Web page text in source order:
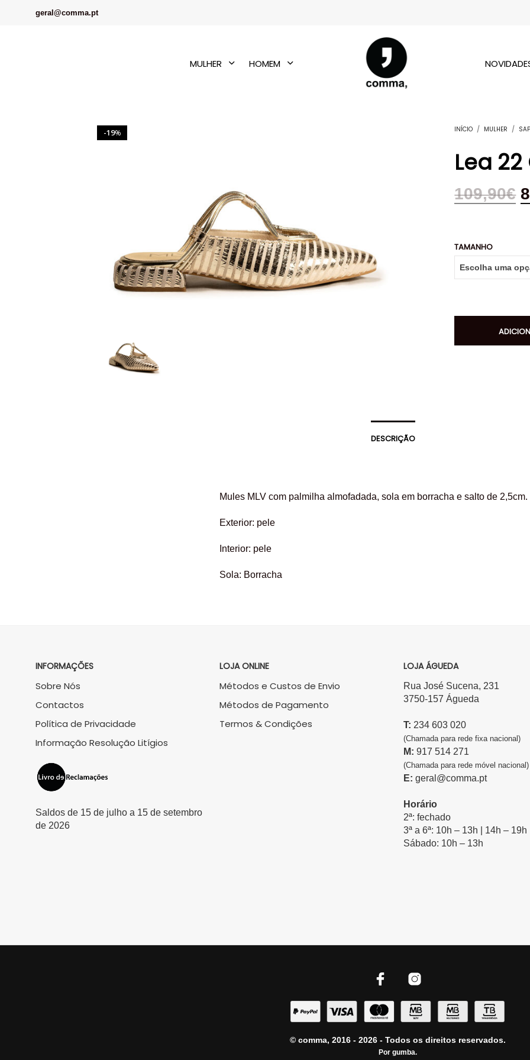
geral@comma.pt
MULHER HOMEM
%
19 INÍCIO / MULHER /
Lea
109,90€
TAMANHO
DESCRIÇÃO
Mules MLV com palmilha almofadada, sola em borracha e salto de 2,5cm.
Exterior: pele
Interior: pele
Sola: Borracha
INFORMAÇÕES
Sobre Nós
Contactos
Política de Privacidade
Informação Resolução Litígios
Saldos de 15 de julho a 15 de setembro
de 2026
LOJA ONLINE
Métodos e Custos de Envio
Métodos de Pagamento
Termos & Condições
LOJA ÁGUEDA
Rua José Sucena, 231
3750-157 Águeda
T: 234 603 020
(Chamada para rede fixa nacional)
M: 917 514 271
(Chamada para rede móvel nacional)
E: geral@comma.pt
Horário
2ª: fechado
3ª a 6ª: 10h – 13h | 14h – 19h
Sábado: 10h – 13h
© comma, 2016 - 2026 - Todos os direitos reservados.
Por gumba.